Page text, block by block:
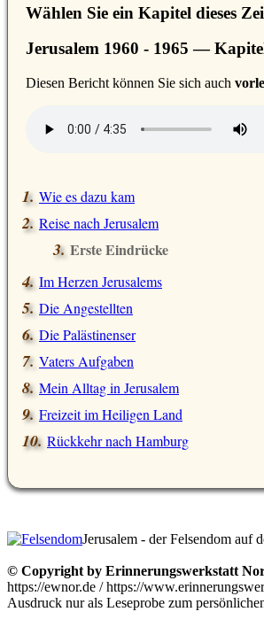
Wählen Sie ein Kapitel dieses
Jerusalem 1960 - 1965 —
Diesen Bericht können Sie sich auch
Wie es dazu kam
Reise nach Jerusalem
Erste Eindrücke
Im Herzen Jerusalems
Die Angestellten
Die Palästinenser
Vaters Aufgaben
Mein Alltag in Jerusalem
Freizeit im Heiligen Land
Rückkehr nach Hamburg
© Copyright by Erinnerungswerkstatt
https://ewnor.de / https://
Ausdruck nur als Leseprobe zum